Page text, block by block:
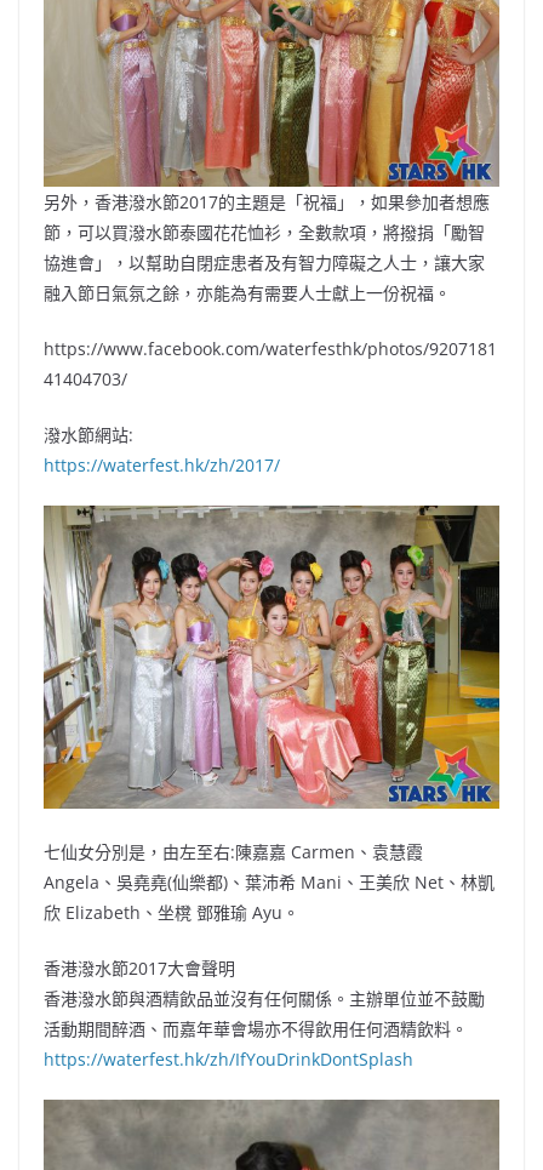
另外，香港潑水節2017的主題是「祝福」，如果參加者想應
節，可以買潑水節泰國花花恤衫，全數款項，將撥捐「勵智
協進會」，以幫助自閉症患者及有智力障礙之人士，讓大家
融入節日氣氛之餘，亦能為有需要人士獻上一份祝福。
https://www.facebook.com/waterfesthk/photos/9207181
41404703/
潑水節網站:
https://waterfest.hk/zh/2017/
七仙女分別是，由左至右:陳嘉嘉 Carmen、袁慧霞
Angela、吳堯堯(仙樂都)、葉沛希 Mani、王美欣 Net、林凱
欣 Elizabeth、坐櫈 鄧雅瑜 Ayu。
香港潑水節2017大會聲明
香港潑水節與酒精飲品並沒有任何關係。主辦單位並不鼓勵
活動期間醉酒、而嘉年華會場亦不得飲用任何酒精飲料。
https://waterfest.hk/zh/IfYouDrinkDontSplash